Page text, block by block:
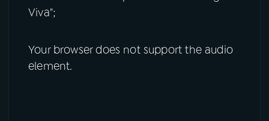
Viva";
Your browser does not support the audio
element.